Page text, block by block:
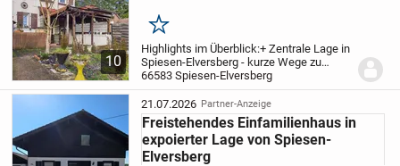
10
Merken
Highlights im Überblick:+ Zentrale Lage in
Spiesen-Elversberg - kurze Wege zu
Einkauf, Schule und Autobahn
Umfangreiche Modernisierungen: Elektrik
(2018), Heizung (2019), Fenster (2018),
Bad...
66583 Spiesen-Elversberg
21.07.2026 Partner-Anzeige
Freistehendes Einfamilienhaus in
expoierter Lage von Spiesen-
Elversberg